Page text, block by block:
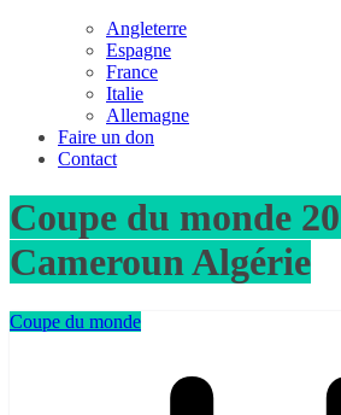
Angleterre
Espagne
France
Italie
Allemagne
Faire un don
Contact
Coupe du monde
Cameroun Algérie
Coupe du monde